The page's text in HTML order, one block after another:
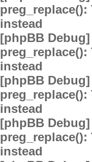
instead
[phpBB
instead
[phpBB
instead
[phpBB
instead